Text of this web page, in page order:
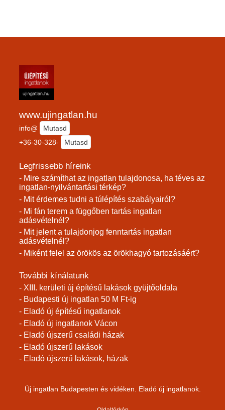
www.ujingatlan.hu
info@
Mutasd
+36-30-328-
Mutasd
Legfrissebb híreink
- Mire számíthat az ingatlan tulajdonosa, ha téves az
ingatlan-nyilvántartási térkép?
- Mit érdemes tudni a túlépítés szabályairól?
- Mi fán terem a függőben tartás ingatlan
adásvételnél?
- Mit jelent a tulajdonjog fenntartás ingatlan
adásvételnél?
- Miként felel az örökös az örökhagyó tartozásáért?
További kínálatunk
- XIII. kerületi új építésű lakások gyüjtőoldala
- Budapesti új ingatlan 50 M Ft-ig
- Eladó új építésű ingatlanok
- Eladó új ingatlanok Vácon
- Eladó újszerű családi házak
- Eladó újszerű lakások
- Eladó újszerű lakások, házak
Új ingatlan Budapesten és vidéken. Eladó új ingatlanok.